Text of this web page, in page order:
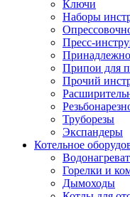
Ключи
Наборы
Пресс-
Припои для
Прочий
Труборезы
Экспандеры
Котельное
Горелки и
Дымоходы